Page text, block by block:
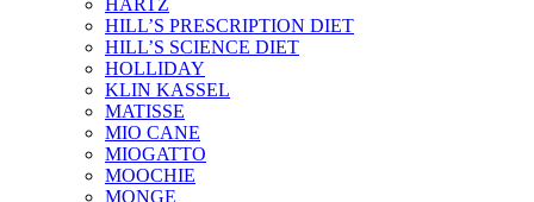
HILL’S PRESCRIPTION DIET
HILL’S SCIENCE DIET
HOLLIDAY
KLIN KASSEL
MATISSE
MIO CANE
MIOGATTO
MOOCHIE
MONGE